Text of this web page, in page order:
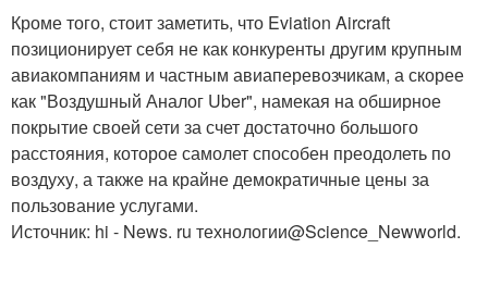
Кроме того, стоит заметить, что Eviation Aircraft
позиционирует себя не как конкуренты другим крупным
авиакомпаниям и частным авиаперевозчикам, а скорее
как "Воздушный Аналог Uber", намекая на обширное
покрытие своей сети за счет достаточно большого
расстояния, которое самолет способен преодолеть по
воздуху, а также на крайне демократичные цены за
пользование услугами.
Источник: hi - News. ru технологии@Science_Newworld.